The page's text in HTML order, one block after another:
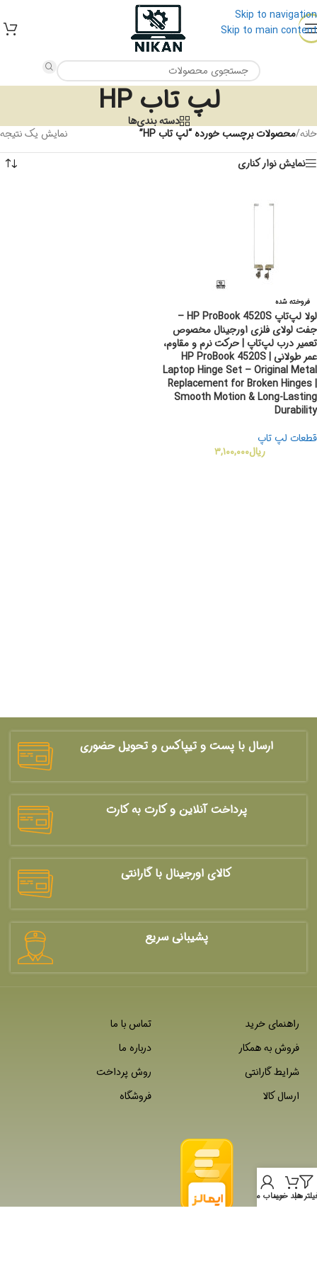
Skip to navigation
Skip to main content
لپ تاب HP
دسته بندی‌ها
خانه/محصولات برچسب خورده “لپ تاب HP”
نمایش یک نتیجه
نمایش نوار کناری
فروخته شده
لولا لپ‌تاپ HP ProBook 4520S –
جفت لولای فلزی اورجینال مخصوص
تعمیر درب لپ‌تاپ | حرکت نرم و مقاوم،
عمر طولانی | HP ProBook 4520S
Laptop Hinge Set – Original Metal
Replacement for Broken Hinges |
Smooth Motion & Long‑Lasting
Durability
قطعات لپ تاپ
ریال۳,۱۰۰,۰۰۰
ارسال با پست و تیپاکس و تحویل حضوری
پرداخت آنلاین و کارت به کارت
کالای اورجینال با گارانتی
پشیبانی سریع
راهنمای خرید
فروش به همکار
شرایط گارانتی
ارسال کالا
تماس با ما
درباره ما
روش پرداخت
فروشگاه
ها
سبد خریدحساب من